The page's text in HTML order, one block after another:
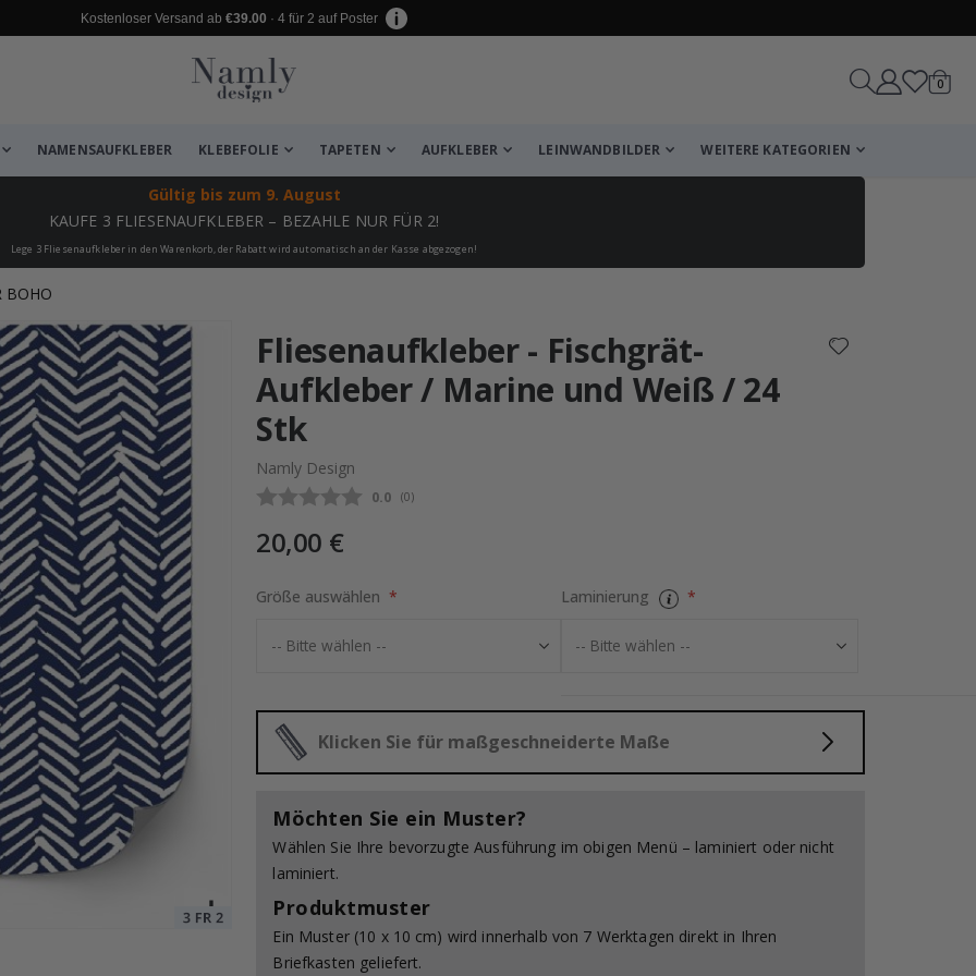
Kostenloser Versand ab €39.00 · 4 für 2 auf Poster
Wagen
0
NAMENSAUFKLEBER KLEBEFOLIE TAPETEN AUFKLEBER LEINWANDBILDER WEITERE KATEGORIEN
Gültig bis zum 9. August
KAUFE 3 FLIESENAUFKLEBER – BEZAHLE NUR FÜR 2!
Lege 3 Fliesenaufkleber in den Warenkorb, der Rabatt wird automatisch an der Kasse abgezogen!
BOHO
✔️ Kostenloser Versand erreicht! Kasse
/ 24 Stk
35,00 €
Fliesenaufkleber - Fischgrät-
Aufkleber / Marine und Weiß / 24
Stk
Namly Design
Durchschnittliche Bewertung:
0.0 (abgegebene bewertungen:
0)
20,00 €
Größe auswählen Laminierung
Klicken Sie für maßgeschneiderte Maße
Möchten Sie ein Muster?
Wählen Sie Ihre bevorzugte Ausführung im obigen Menü – laminiert oder nicht
laminiert.
Produktmuster
Ein Muster (10 x 10 cm) wird innerhalb von 7 Werktagen direkt in Ihren
Briefkasten geliefert.